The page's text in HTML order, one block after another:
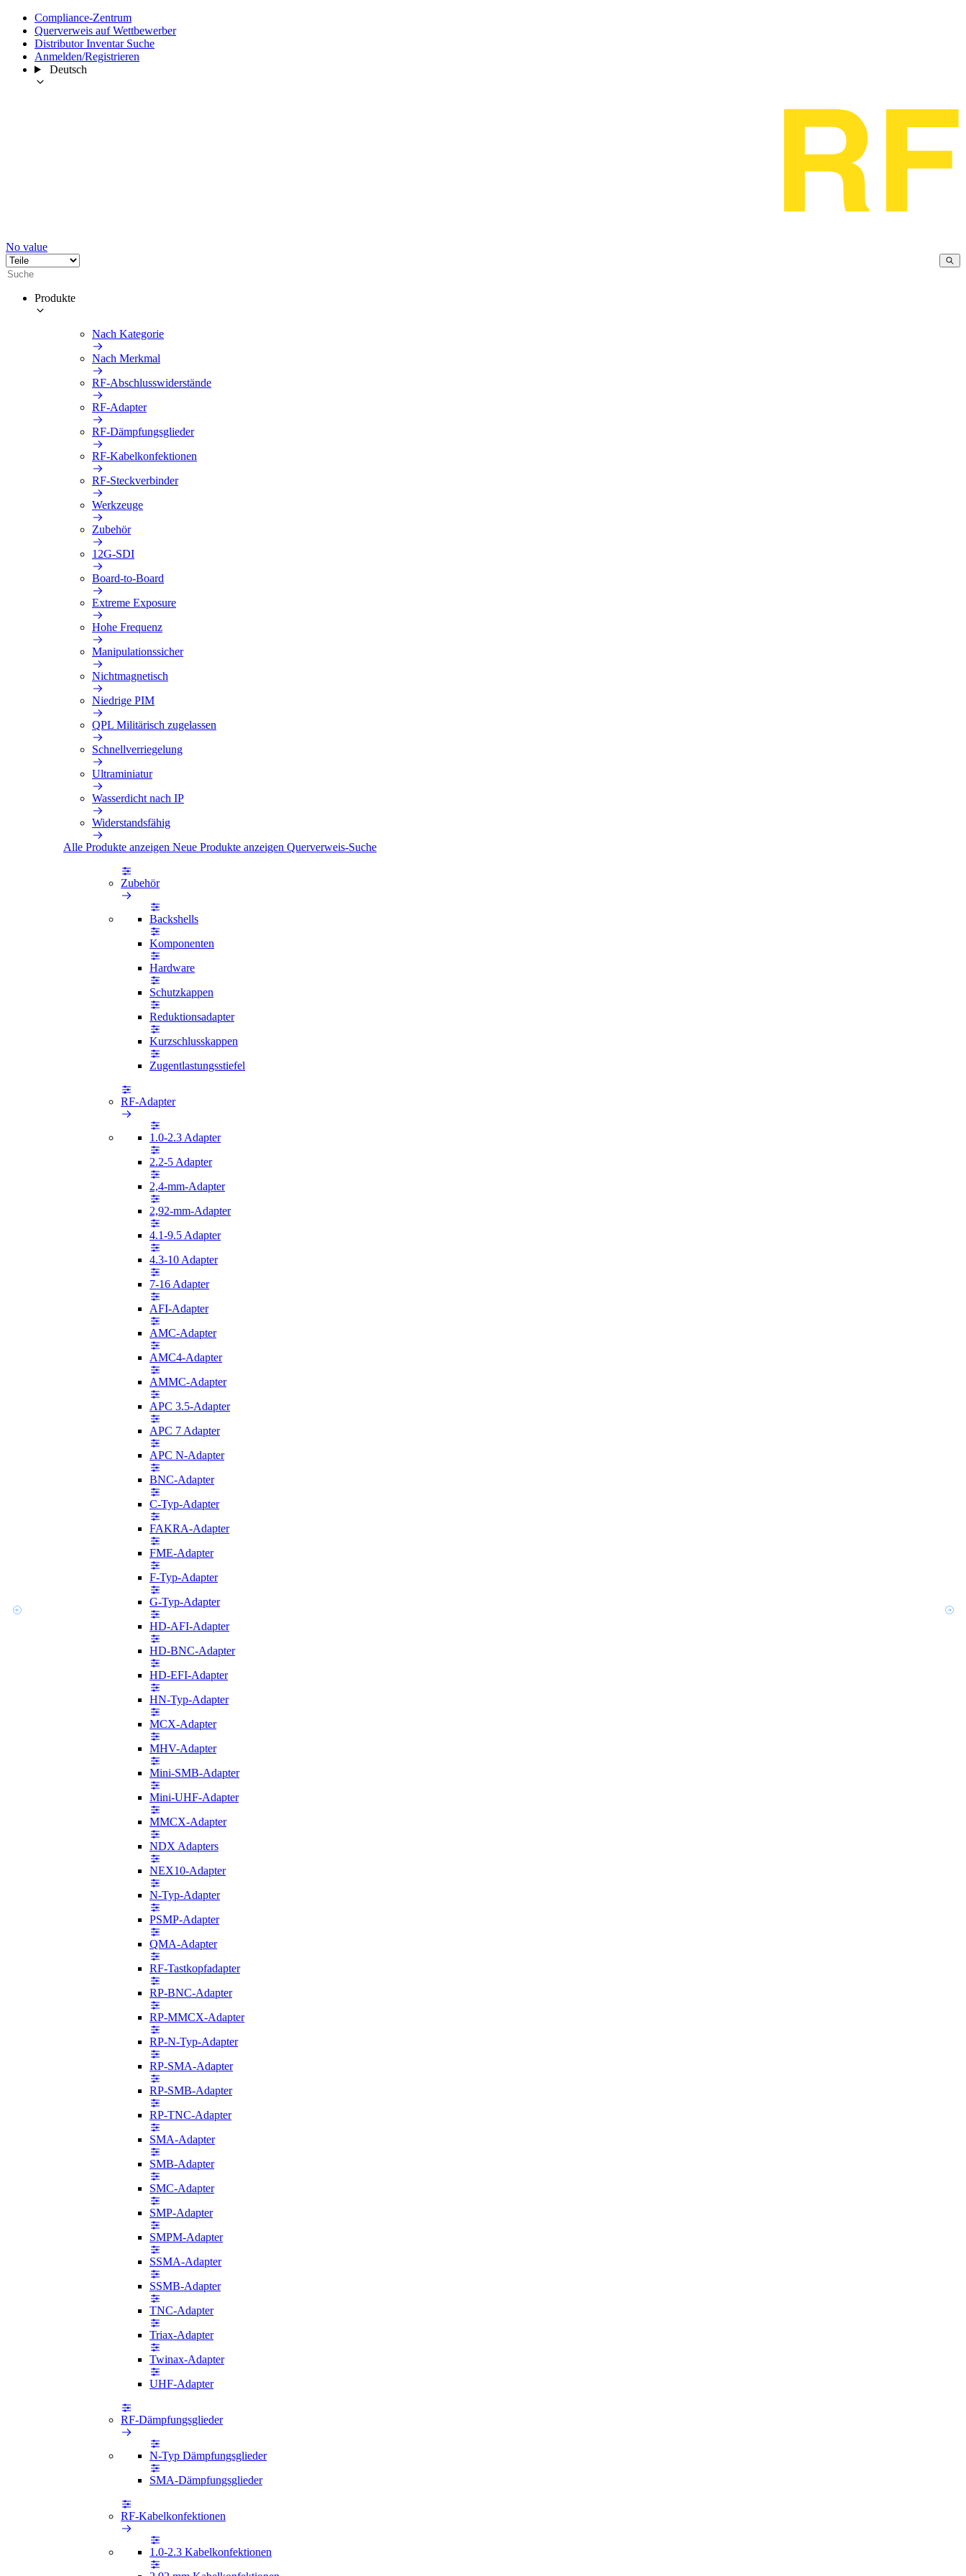
Compliance-Zentrum
Querverweis auf Wettbewerber
Distributor Inventar Suche
Anmelden/Registrieren
Deutsch
No value
Produkte
Nach Kategorie
Nach Merkmal
RF-Abschlusswiderstände
RF-Adapter
RF-Dämpfungsglieder
RF-Kabelkonfektionen
RF-Steckverbinder
Werkzeuge
Zubehör
12G-SDI
Board-to-Board
Extreme Exposure
Hohe Frequenz
Manipulationssicher
Nichtmagnetisch
Niedrige PIM
QPL Militärisch zugelassen
Schnellverriegelung
Ultraminiatur
Wasserdicht nach IP
Widerstandsfähig
Alle Produkte anzeigen Neue Produkte anzeigen Querverweis-Suche
Zubehör
Backshells
Komponenten
Hardware
Schutzkappen
Reduktionsadapter
Kurzschlusskappen
Zugentlastungsstiefel
RF-Adapter
1.0-2.3 Adapter
2.2-5 Adapter
2,4-mm-Adapter
2,92-mm-Adapter
4.1-9.5 Adapter
4.3-10 Adapter
7-16 Adapter
AFI-Adapter
AMC-Adapter
AMC4-Adapter
AMMC-Adapter
APC 3.5-Adapter
APC 7 Adapter
APC N-Adapter
BNC-Adapter
C-Typ-Adapter
FAKRA-Adapter
FME-Adapter
F-Typ-Adapter
G-Typ-Adapter
HD-AFI-Adapter
HD-BNC-Adapter
HD-EFI-Adapter
HN-Typ-Adapter
MCX-Adapter
MHV-Adapter
Mini-SMB-Adapter
Mini-UHF-Adapter
MMCX-Adapter
NDX Adapters
NEX10-Adapter
N-Typ-Adapter
PSMP-Adapter
QMA-Adapter
RF-Tastkopfadapter
RP-BNC-Adapter
RP-MMCX-Adapter
RP-N-Typ-Adapter
RP-SMA-Adapter
RP-SMB-Adapter
RP-TNC-Adapter
SMA-Adapter
SMB-Adapter
SMC-Adapter
SMP-Adapter
SMPM-Adapter
SSMA-Adapter
SSMB-Adapter
TNC-Adapter
Triax-Adapter
Twinax-Adapter
UHF-Adapter
RF-Dämpfungsglieder
N-Typ Dämpfungsglieder
SMA-Dämpfungsglieder
RF-Kabelkonfektionen
1.0-2.3 Kabelkonfektionen